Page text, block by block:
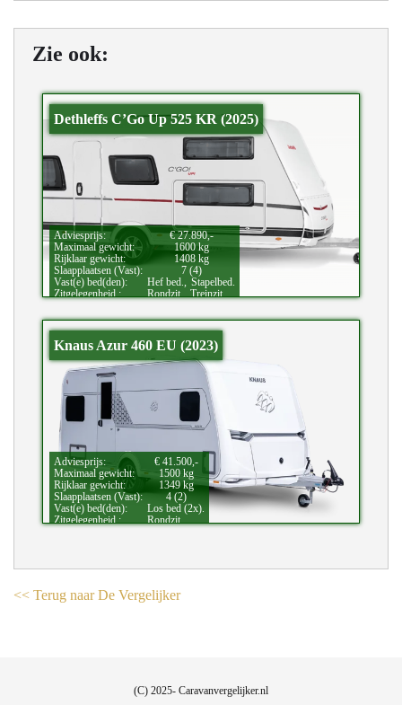
Zie ook:
Dethleffs C’Go Up 525 KR (2025)
Adviesprijs:
€ 27.890,-
Maximaal gewicht:
1600 kg
Rijklaar gewicht:
1408 kg
Slaapplaatsen (Vast):
7 (4)
Vast(e) bed(den):
Hef bed., Stapelbed.
Zitgelegenheid.:
Rondzit., Treinzit.
Knaus Azur 460 EU (2023)
Adviesprijs:
€ 41.500,-
Maximaal gewicht:
1500 kg
Rijklaar gewicht:
1349 kg
Slaapplaatsen (Vast):
4 (2)
Vast(e) bed(den):
Los bed (2x).
Zitgelegenheid.:
Rondzit.
<< Terug naar De Vergelijker
(C) 2025- Caravanvergelijker.nl